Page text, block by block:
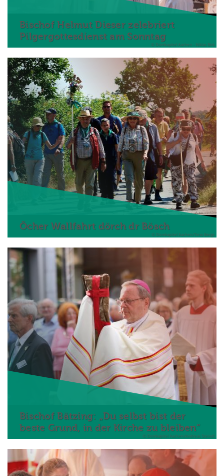
Bischof Helmut Dieser zelebriert
Pilgergottesdienst am Sonntag
© Domkapitel Aachen - Niklas Birk
Öcher Wallfahrt dörch dr Bösch
© Domkapitel Aachen/Timo Bergs
Bischof Bätzing: „Du selbst bist der
beste Grund, in der Kirche zu bleiben“
© Domkapitel Aachen/Andreas Steindl